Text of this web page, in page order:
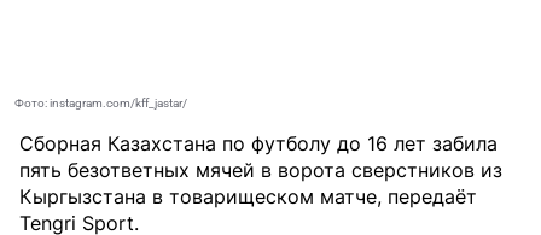
Фото: instagram.com/kff_jastar/
Сборная Казахстана по футболу до 16 лет забила
пять безответных мячей в ворота сверстников из
Кыргызстана в товарищеском матче, передаёт
Tengri Sport.